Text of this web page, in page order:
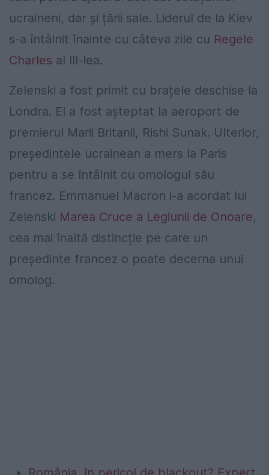
ucraineni, dar și țării sale. Liderul de la Kiev
s-a întâlnit înainte cu câteva zile cu Regele
Charles al III-lea.
Zelenski a fost primit cu brațele deschise la
Londra. El a fost așteptat la aeroport de
premierul Marii Britanii, Rishi Sunak. Ulterior,
președintele ucrainean a mers la Paris
pentru a se întâlnit cu omologul său
francez. Emmanuel Macron i-a acordat lui
Zelenski Marea Cruce a Legiunii de Onoare,
cea mai înaltă distincție pe care un
președinte francez o poate decerna unui
omolog.